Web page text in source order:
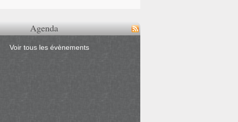
Agenda
Voir tous les évènements